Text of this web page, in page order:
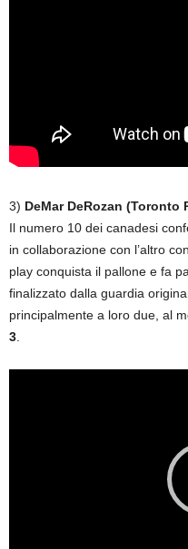
3) DeMar DeRozan (Toronto
Il numero 10 dei canadesi
in collaborazione con l’altro
play conquista il pallone e fa
finalizzato dalla guardia
principalmente a loro due, al
3